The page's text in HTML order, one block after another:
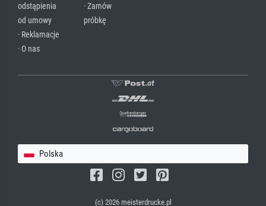
odstąpienia
od umowy
· Reklamacje
· O nas
· Zamów
próbkę
Polska
(c) 2026 meisterdrucke.pl